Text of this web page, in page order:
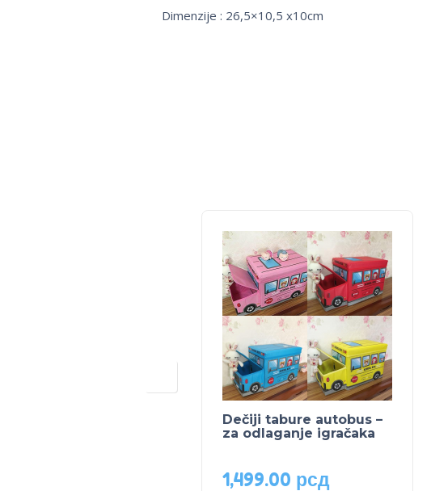
Dimenzije : 26,5×10,5 x10cm
Dečiji tabure autobus –
za odlaganje igračaka
1,499.00 рсд